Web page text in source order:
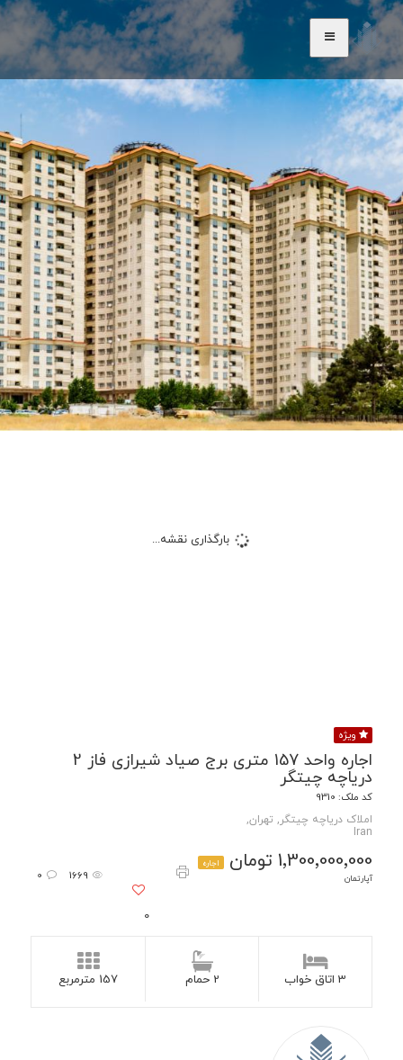
بارگذاری نقشه...
ویژه
دریاچه چیتگر
کد ملک: 9310
املاک دریاچه چیتگر, تهران,
Iran
1٬300٬000٬000 تومان
اجاره
آپارتمان
1669
0
157 مترمربع